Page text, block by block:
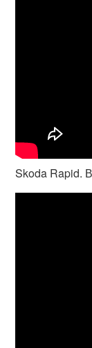
Skoda Rapid.